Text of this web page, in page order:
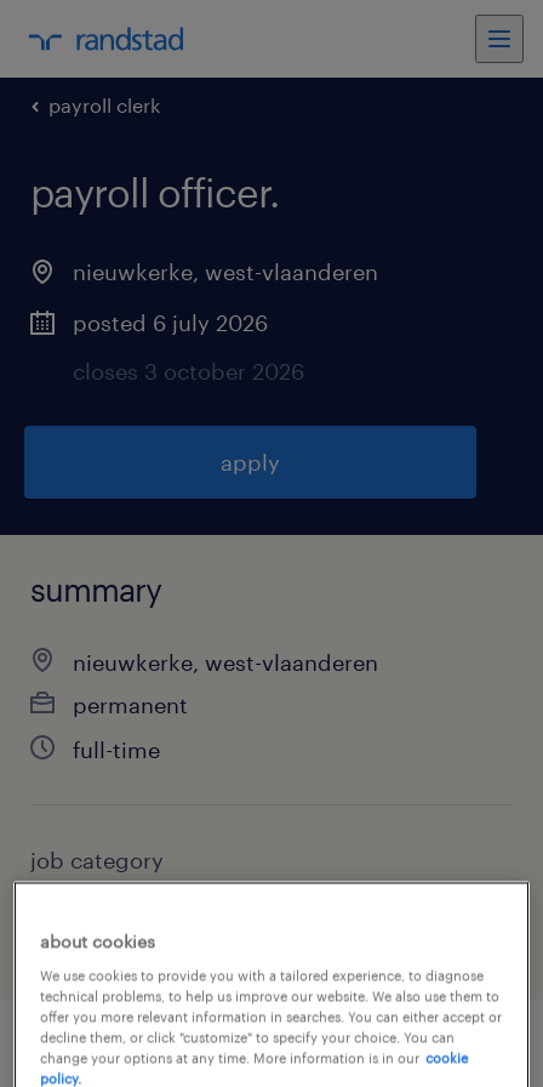
payroll clerk
payroll officer.
nieuwkerke, west-vlaanderen
posted 6 july 2026
closes 3 october 2026
apply
summary
nieuwkerke, west-vlaanderen
permanent
full-time
job category
job details
about cookies
We use cookies to provide you with a tailored experience, to diagnose
technical problems, to help us improve our website. We also use them to
offer you more relevant information in searches. You can either accept or
decline them, or click "customize" to specify your choice. You can
change your options at any time. More information is in our cookie
policy.